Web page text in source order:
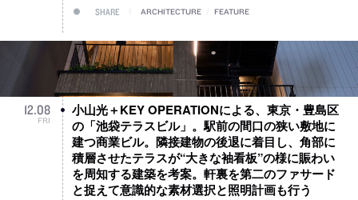
SHARE ARCHITECTURE FEATURE
12.08
FRI
小山光＋KEY OPERATIONによる、東京・豊島区
の「池袋テラスビル」。駅前の間口の狭い敷地に
建つ商業ビル。隣接建物の後退に着目し、角部に
積層させたテラスが“大きな袖看板”の様に賑わい
を周知する建築を考案。軒裏を第二のファサード
と捉えて意識的な素材選択と照明計画も行う